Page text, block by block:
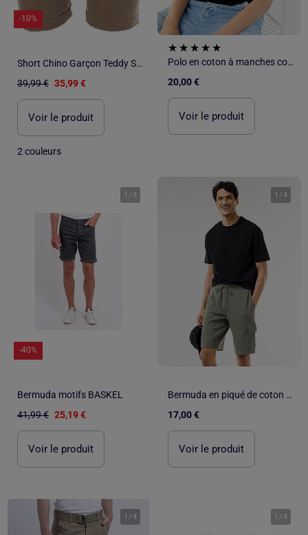
-10%
Short Chino Garçon Teddy Smith
39,99 € 35,99 €
Voir le produit
2 couleurs
Polo en coton à manches courtes pour homme
20,00 €
Voir le produit
1 /4
-40%
Bermuda motifs BASKEL
41,99 € 25,19 €
Voir le produit
1 /4
Bermuda en piqué de coton multipoches
17,00 €
Voir le produit
1 /4 1 /4